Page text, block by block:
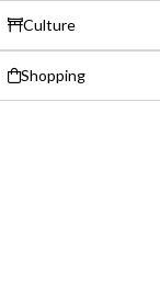
Culture
Shopping